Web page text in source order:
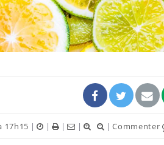
17h15 | | | | |Commenter